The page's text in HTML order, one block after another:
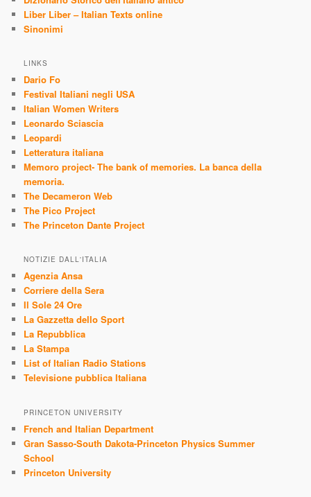
Liber Liber – Italian Texts online
Sinonimi
LINKS
Dario Fo
Festival Italiani negli USA
Italian Women Writers
Leonardo Sciascia
Leopardi
Letteratura italiana
Memoro project- The bank of memories. La banca della
memoria.
The Decameron Web
The Pico Project
The Princeton Dante Project
NOTIZIE DALL'ITALIA
Agenzia Ansa
Corriere della Sera
Il Sole 24 Ore
La Gazzetta dello Sport
La Repubblica
La Stampa
List of Italian Radio Stations
Televisione pubblica Italiana
PRINCETON UNIVERSITY
French and Italian Department
Gran Sasso-South Dakota-Princeton Physics Summer
School
Princeton University